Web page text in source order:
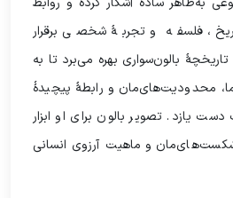
فلسفه و تجربۀ شخصی برقرار
بالون‌سواری بهره می‌برد تا به
محدودیت‌های‌مان و رابطۀ پیچیدۀ
یازد. تصویر بالون برای او ابزار
و ماهیت آرزوی انسانی